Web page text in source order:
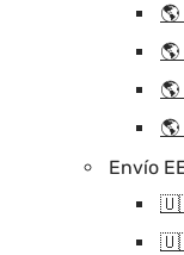
🌎
🌎
🌎
🌎
Envío